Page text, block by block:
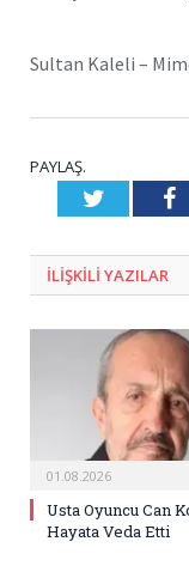
Sultan Kaleli –
PAYLAŞ.
Twitter
ILIŞKILI YAZILAR
01.08.2026
Usta Oyuncu Can
Hayata Veda Etti